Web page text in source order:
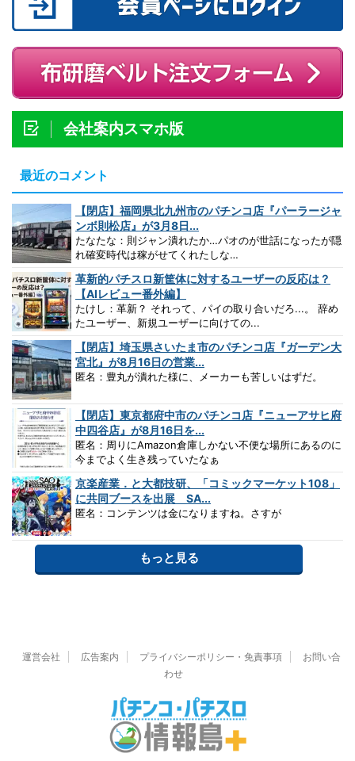
会社案内スマホ版
最近のコメント
【閉店】福岡県北九州市のパチンコ店『パーラージャ
ンボ則松店』が3月8日...
たなたな：則ジャン潰れたか…パオのが世話になったが隠
れ確変時代は稼がせてくれたしな…
革新的パチスロ新筐体に対するユーザーの反応は？
【AIレビュー番外編】
たけし：革新？ それって、パイの取り合いだろ...。 辞め
たユーザー、新規ユーザーに向けての...
【閉店】埼玉県さいたま市のパチンコ店『ガーデン大
宮北』が8月16日の営業...
匿名：豊丸が潰れた様に、メーカーも苦しいはずだ。
【閉店】東京都府中市のパチンコ店『ニューアサヒ府
中四谷店』が8月16日を...
匿名：周りにAmazon倉庫しかない不便な場所にあるのに
今までよく生き残っていたなぁ
京楽産業．と大都技研、「コミックマーケット108」
に共同ブースを出展 SA...
匿名：コンテンツは金になりますね。さすが
もっと見る
運営会社 広告案内 プライバシーポリシー・免責事項
お問い合
わせ